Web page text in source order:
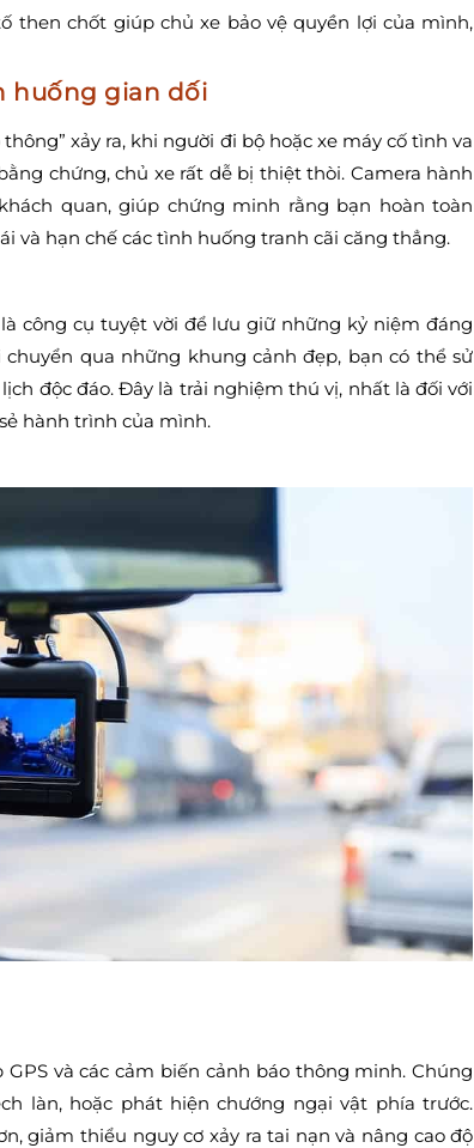
then chốt giúp chủ xe bảo vệ quyền lợi của mình,
huống gian dối
xảy ra, khi người đi bộ hoặc xe máy cố tình va
chứng, chủ xe rất dễ bị thiệt thòi. Camera hành
quan, giúp chứng minh rằng bạn hoàn toàn
và hạn chế các tình huống tranh cãi căng thẳng.
công cụ tuyệt vời để lưu giữ những kỷ niệm đáng
qua những khung cảnh đẹp, bạn có thể sử
độc đáo. Đây là trải nghiệm thú vị, nhất là đối với
hành trình của mình.
và các cảm biến cảnh báo thông minh. Chúng
làn, hoặc phát hiện chướng ngại vật phía trước.
giảm thiểu nguy cơ xảy ra tai nạn và nâng cao độ